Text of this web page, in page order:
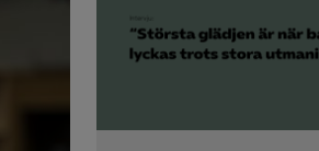
Skoljuridik